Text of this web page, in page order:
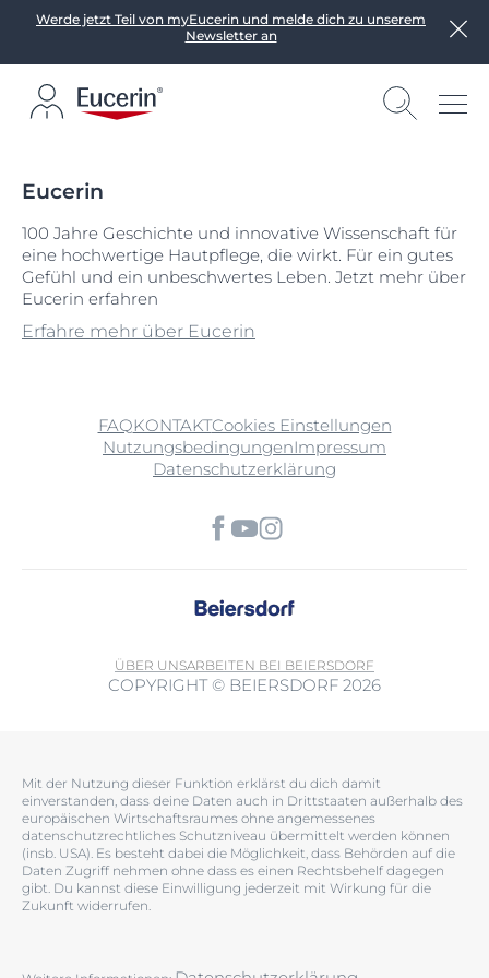
Werde jetzt Teil von myEucerin und melde dich zu unserem
Newsletter an
Eucerin
100 Jahre Geschichte und innovative Wissenschaft für
eine hochwertige Hautpflege, die wirkt. Für ein gutes
Gefühl und ein unbeschwertes Leben. Jetzt mehr über
Eucerin erfahren
Erfahre mehr über Eucerin
FAQKONTAKTCookies Einstellungen
NutzungsbedingungenImpressum
Datenschutzerklärung
ÜBER UNSARBEITEN BEI BEIERSDORF
COPYRIGHT © BEIERSDORF 2026
Mit der Nutzung dieser Funktion erklärst du dich damit
einverstanden, dass deine Daten auch in Drittstaaten außerhalb des
europäischen Wirtschaftsraumes ohne angemessenes
datenschutzrechtliches Schutzniveau übermittelt werden können
(insb. USA). Es besteht dabei die Möglichkeit, dass Behörden auf die
Daten Zugriff nehmen ohne dass es einen Rechtsbehelf dagegen
gibt. Du kannst diese Einwilligung jederzeit mit Wirkung für die
Zukunft widerrufen.